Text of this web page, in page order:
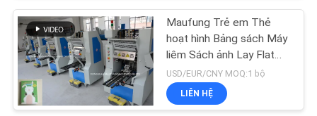
KIỂM
SOÁT
CHẤT
LƯỢNG
Máy làm sách Board
Maufung Trẻ em Thẻ
hoạt hình Bảng sách Máy
liêm Sách ảnh Lay Flat
Binder MF-PF500
USD/EUR/CNY MOQ:1 bộ
LIÊN HỆ